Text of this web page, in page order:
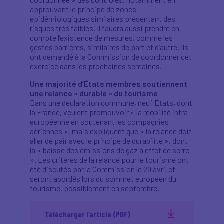
approuvant le principe de zones
épidémiologiques similaires présentant des
risques très faibles. Il faudra aussi prendre en
compte l’existence de mesures, comme les
gestes barrières, similaires de part et d’autre. Ils
ont demandé à la Commission de coordonner cet
exercice dans les prochaines semaines.
Une majorité d’États membres soutiennent
une relance « durable » du tourisme
Dans une déclaration commune, neuf États, dont
la France, veulent promouvoir « la mobilité intra-
européenne en soutenant les compagnies
aériennes », mais expliquent que « la relance doit
aller de pair avec le principe de durabilité », dont
la « baisse des émissions de gaz à effet de serre
». Les critères de la relance pour le tourisme ont
été discutés par la Commission le 29 avril et
seront abordés lors du sommet européen du
tourisme, possiblement en septembre.
Télécharger l’article (PDF)